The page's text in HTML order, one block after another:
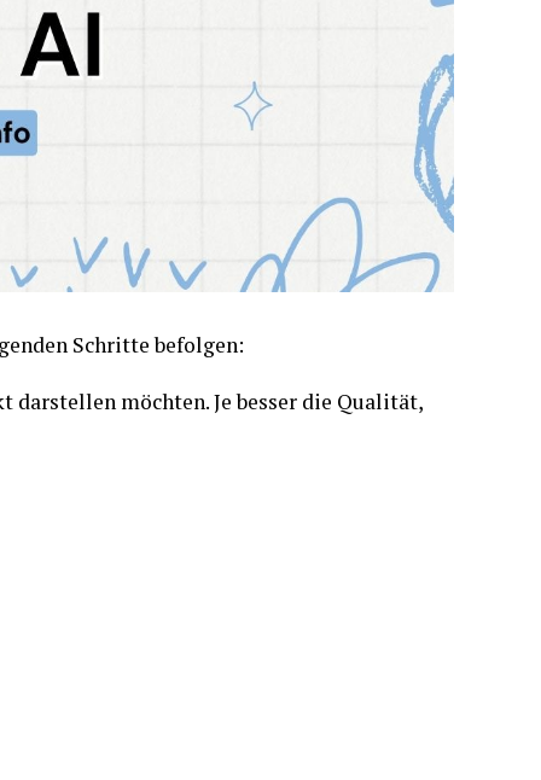
Schritte befolgen:
darstellen möchten. Je besser die Qualität,